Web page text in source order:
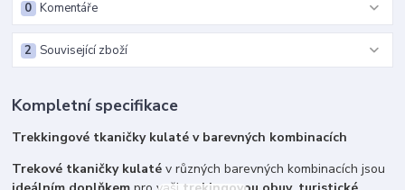
Komentáře
0
Související zboží
2
Kompletní specifikace
Trekkingové tkaničky kulaté v barevných kombinacích
Trekové tkaničky kulaté v různých barevných kombinacích jsou